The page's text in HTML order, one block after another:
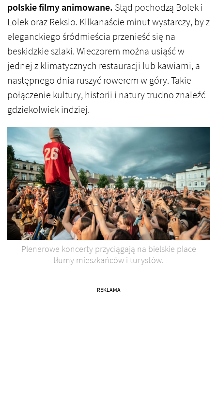
polskie filmy animowane. Stąd pochodzą Bolek i
Lolek oraz Reksio. Kilkanaście minut wystarczy, by z
eleganckiego śródmieścia przenieść się na
beskidzkie szlaki. Wieczorem można usiąść w
jednej z klimatycznych restauracji lub kawiarni, a
następnego dnia ruszyć rowerem w góry. Takie
połączenie kultury, historii i natury trudno znaleźć
gdziekolwiek indziej.
Plenerowe koncerty przyciągają na bielskie place
tłumy mieszkańców i turystów.
REKLAMA